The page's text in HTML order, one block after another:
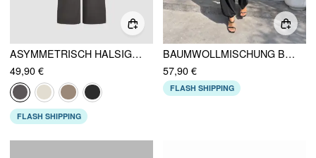
ASYMMETRISCH HALSIGES OVERSIZE-OVERALLS MIT ZUGVERSCHLUSS
49,90 €
FLASH SHIPPING
BAUMWOLLMISCHUNG BOOTSAUSCHNITT KURZARM MID RISE JOGGER JUMPSUIT
57,90 €
FLASH SHIPPING